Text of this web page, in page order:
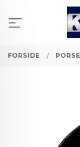
innholdet
FORSIDE